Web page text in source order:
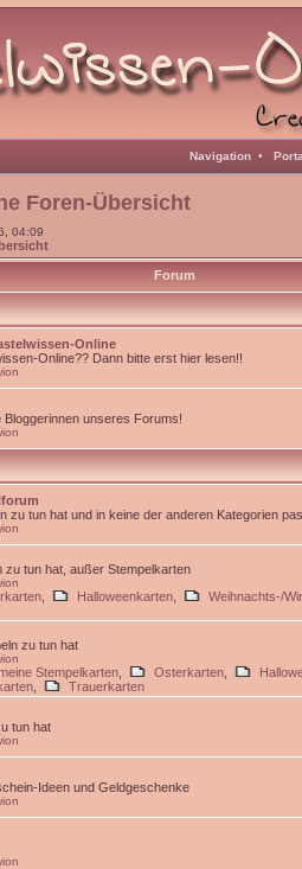
Navigation •
Foren-Übersicht
04:09
Forum
Online
Online?? Dann bitte erst hier lesen!!
Bloggerinnen unseres Forums!
zu tun hat und in keine der anderen Kategorien
zu tun hat, außer Stempelkarten
Halloweenkarten
Weihnachts-/
zu tun hat
Stempelkarten Osterkarten
Trauerkarten
tun hat
Ideen und Geldgeschenke